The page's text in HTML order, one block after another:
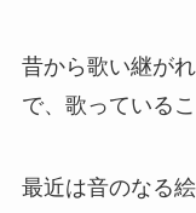
昔から歌い継が
で、歌っている
最近は音のなる